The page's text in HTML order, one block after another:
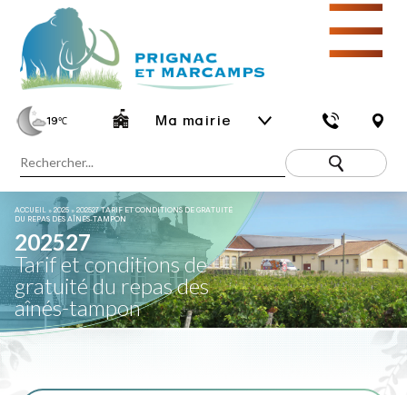
19℃ Ma mairie
☰
ACCUEIL »2025 »202527 TARIF ET CONDITIONS DE GRATUITÉ
DU REPAS DES AÎNÉS-TAMPON
202527
Tarif et conditions de
gratuité du repas des
aînés-tampon